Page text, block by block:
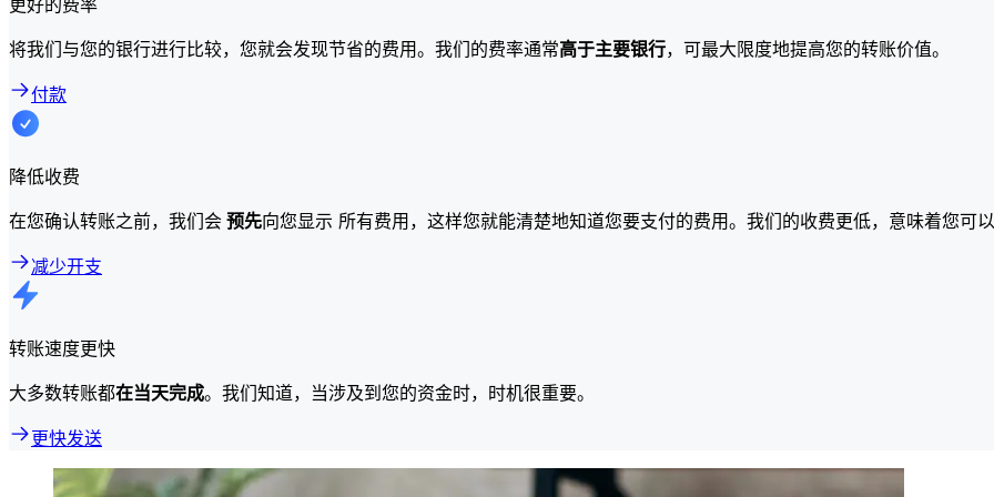
将我们与您的银行进行比较，您就会发现节省的费用。我们的费率通常高于主要银行，可最大限度地提高您的转账价值。
付款
降低收费
在您确认转账之前，我们会 预先向您显示 所有费用，这样您就能清楚地知道您要支付的费用。我们的收费更低，意味着您可以
减少开支
转账速度更快
大多数转账都在当天完成。我们知道，当涉及到您的资金时，时机很重要。
更快发送